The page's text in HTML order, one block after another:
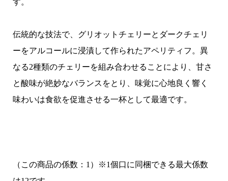
す。
伝統的な技法で、グリオットチェリーとダークチェリ
ーをアルコールに浸漬して作られたアペリティフ。異
なる2種類のチェリーを組み合わせることにより、甘さ
と酸味が絶妙なバランスをとり、味覚に心地良く響く
味わいは食欲を促進させる一杯として最適です。
（この商品の係数：1）※1個口に同梱できる最大係数